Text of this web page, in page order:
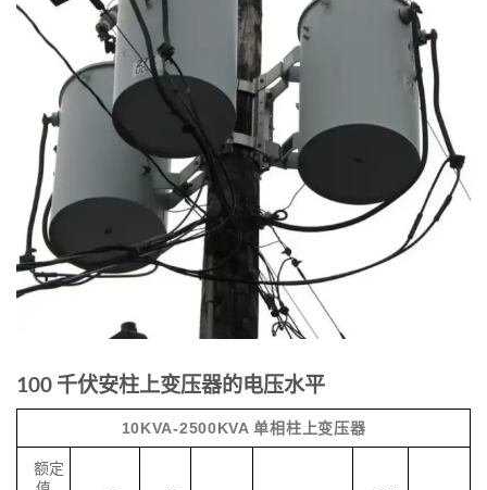
100 千伏安柱上变压器的电压水平
10KVA-2500KVA 单相柱上变压器
额定